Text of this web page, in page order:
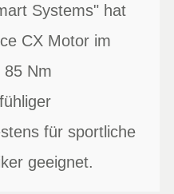
Systems" hat
CX Motor im
Nm
für sportliche
geeignet.